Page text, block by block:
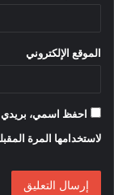
الموقع الإلكتروني
احفظ اسمي، بريدي
لاستخدامها المرة